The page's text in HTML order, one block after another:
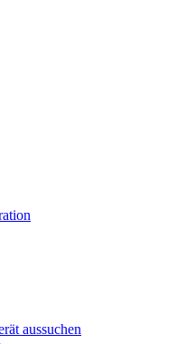
aussuchen